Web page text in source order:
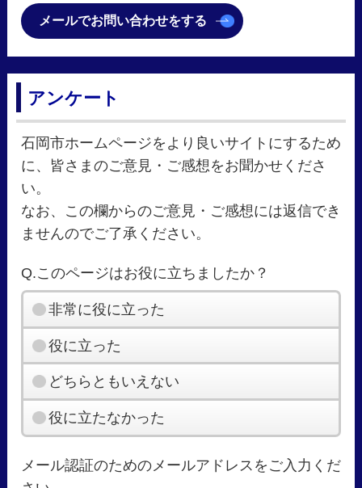
メールでお問い合わせをする
アンケート
石岡市ホームページをより良いサイトにするため
に、皆さまのご意見・ご感想をお聞かせくださ
い。
なお、この欄からのご意見・ご感想には返信でき
ませんのでご了承ください。
Q.このページはお役に立ちましたか？
非常に役に立った
役に立った
どちらともいえない
役に立たなかった
メール認証のためのメールアドレスをご入力くだ